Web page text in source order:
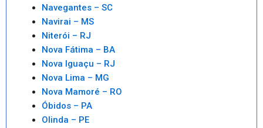
Navegantes – SC
Navirai – MS
Niterói – RJ
Nova Fátima – BA
Nova Iguaçu – RJ
Nova Lima – MG
Nova Mamoré – RO
Óbidos – PA
Olinda – PE